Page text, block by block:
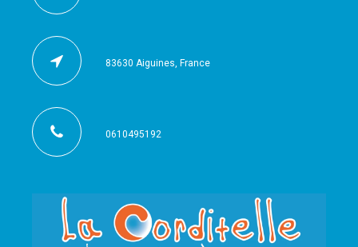
83630 Aiguines, France
0610495192